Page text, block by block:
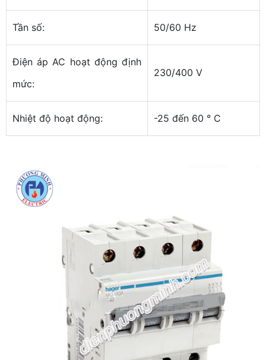
Tần số: 50/60 Hz
Điện áp AC hoạt động định
mức:
230/400 V
Nhiệt độ hoạt động: -25 đến 60 ° C